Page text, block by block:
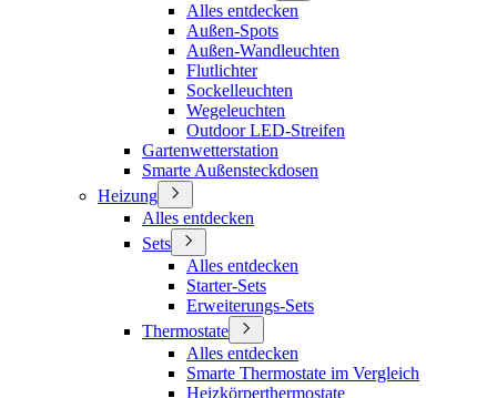
Alles entdecken
Außen-Spots
Außen-Wandleuchten
Flutlichter
Sockelleuchten
Wegeleuchten
Outdoor LED-Streifen
Gartenwetterstation
Smarte Außensteckdosen
Heizung
Alles entdecken
Sets
Alles entdecken
Starter-Sets
Erweiterungs-Sets
Thermostate
Alles entdecken
Smarte Thermostate im Vergleich
Heizkörperthermostate